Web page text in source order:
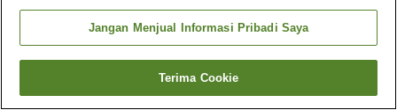
Jepang Miyagi
Kota Zao
Hot Spring Inn Barden-ya Soho
Cari kamar
Jangan Menjual Informasi Pribadi Saya
Terima Cookie